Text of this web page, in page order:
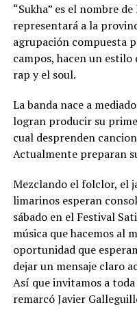
“Sukha” es el nombre
representará a la
agrupación compuesta
campos, hacen un estilo
rap y el soul.
La banda nace a
logran producir su
cual desprenden
Actualmente preparan
Mezclando el folclor, el
limarinos esperan
sábado en el Festival
música que hacemos al
oportunidad que
dejar un mensaje claro
Así que invitamos a
remarcó Javier